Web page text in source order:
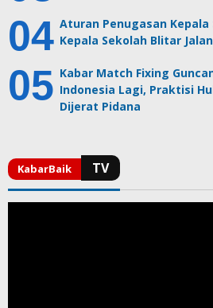
Aturan Penugasan Kepala
Kepala Sekolah Blitar
Kabar Match Fixing
Indonesia Lagi, Praktisi
Dijerat Pidana